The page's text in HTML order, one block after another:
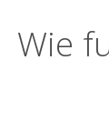
Wie